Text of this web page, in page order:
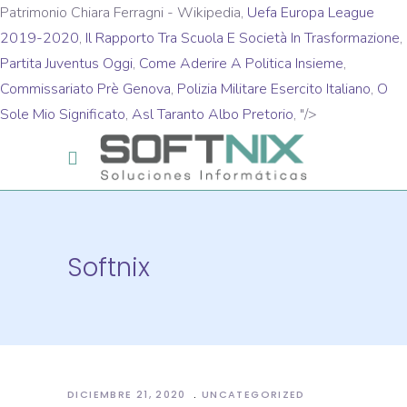
Patrimonio Chiara Ferragni - Wikipedia, Uefa Europa League
2019-2020, Il Rapporto Tra Scuola E Società In Trasformazione,
Partita Juventus Oggi, Come Aderire A Politica Insieme,
Commissariato Prè Genova, Polizia Militare Esercito Italiano, O
Sole Mio Significato, Asl Taranto Albo Pretorio, "/>
Softnix
DICIEMBRE 21, 2020 UNCATEGORIZED